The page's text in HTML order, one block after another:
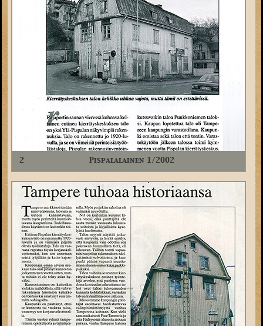
2 Pispalalainen 1/2002